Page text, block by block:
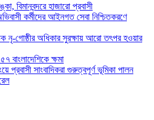
বিমানবন্দরে হাজারো প্রবাসী
কর্মীদের আইনগত সেবা নিশ্চিতকরণে
নৃ-গোষ্ঠীর অধিকার সুরক্ষায় আরো তৎপর হওয়ার
বাংলাদেশিকে ক্ষমা
প্রবাসী সাংবাদিকরা গুরুত্বপূর্ণ ভূমিকা পালন